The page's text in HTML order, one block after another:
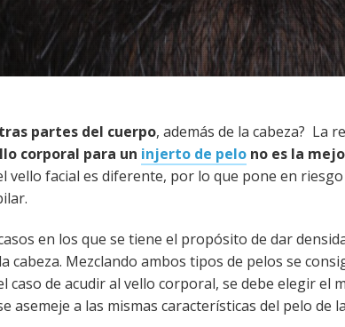
partes del cuerpo, además de la cabeza? La
corporal para un injerto de pelo no es la
vello facial es diferente, por lo que pone en
en los que se tiene el propósito de dar
Mezclando ambos tipos de pelos se
caso de acudir al vello corporal, se debe elegir el
a las mismas características del pelo de